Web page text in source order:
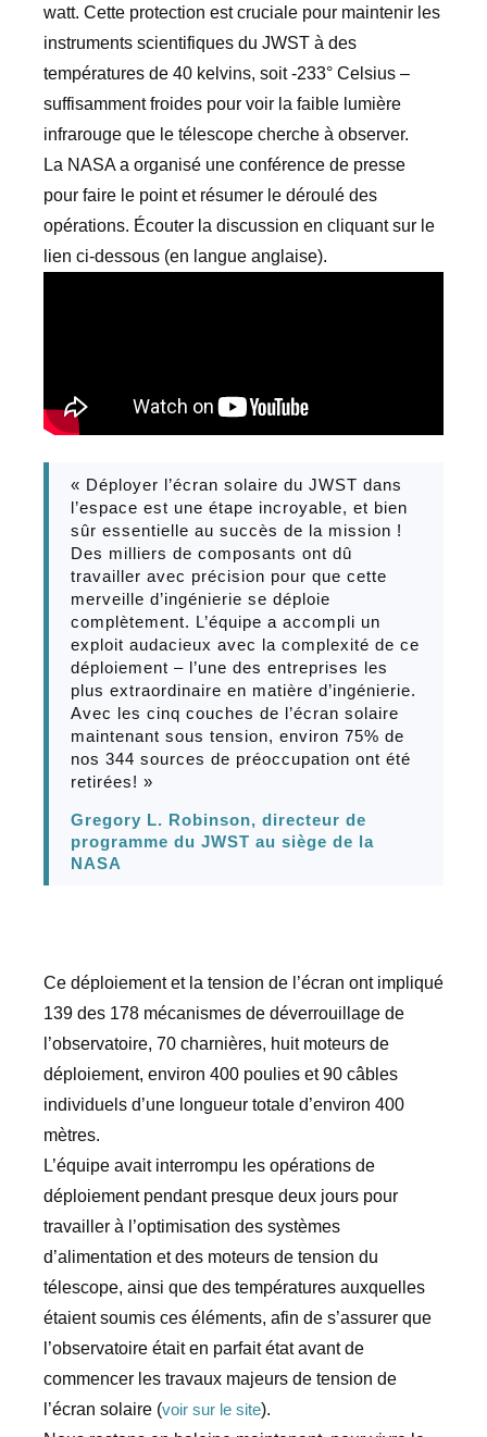
watt. Cette protection est cruciale pour maintenir les
instruments scientifiques du JWST à des
températures de 40 kelvins, soit -233° Celsius –
suffisamment froides pour voir la faible lumière
infrarouge que le télescope cherche à observer.
La NASA a organisé une conférence de presse
pour faire le point et résumer le déroulé des
opérations. Écouter la discussion en cliquant sur le
lien ci-dessous (en langue anglaise).
« Déployer l’écran solaire du JWST dans
l’espace est une étape incroyable, et bien
sûr essentielle au succès de la mission !
Des milliers de composants ont dû
travailler avec précision pour que cette
merveille d’ingénierie se déploie
complètement. L’équipe a accompli un
exploit audacieux avec la complexité de ce
déploiement – l’une des entreprises les
plus extraordinaire en matière d’ingénierie.
Avec les cinq couches de l’écran solaire
maintenant sous tension, environ 75% de
nos 344 sources de préoccupation ont été
retirées! »
Gregory L. Robinson, directeur de
programme du JWST au siège de la
NASA
Ce déploiement et la tension de l’écran ont impliqué
139 des 178 mécanismes de déverrouillage de
l’observatoire, 70 charnières, huit moteurs de
déploiement, environ 400 poulies et 90 câbles
individuels d’une longueur totale d’environ 400
mètres.
L’équipe avait interrompu les opérations de
déploiement pendant presque deux jours pour
travailler à l’optimisation des systèmes
d’alimentation et des moteurs de tension du
télescope, ainsi que des températures auxquelles
étaient soumis ces éléments, afin de s’assurer que
l’observatoire était en parfait état avant de
commencer les travaux majeurs de tension de
l’écran solaire (voir sur le site).